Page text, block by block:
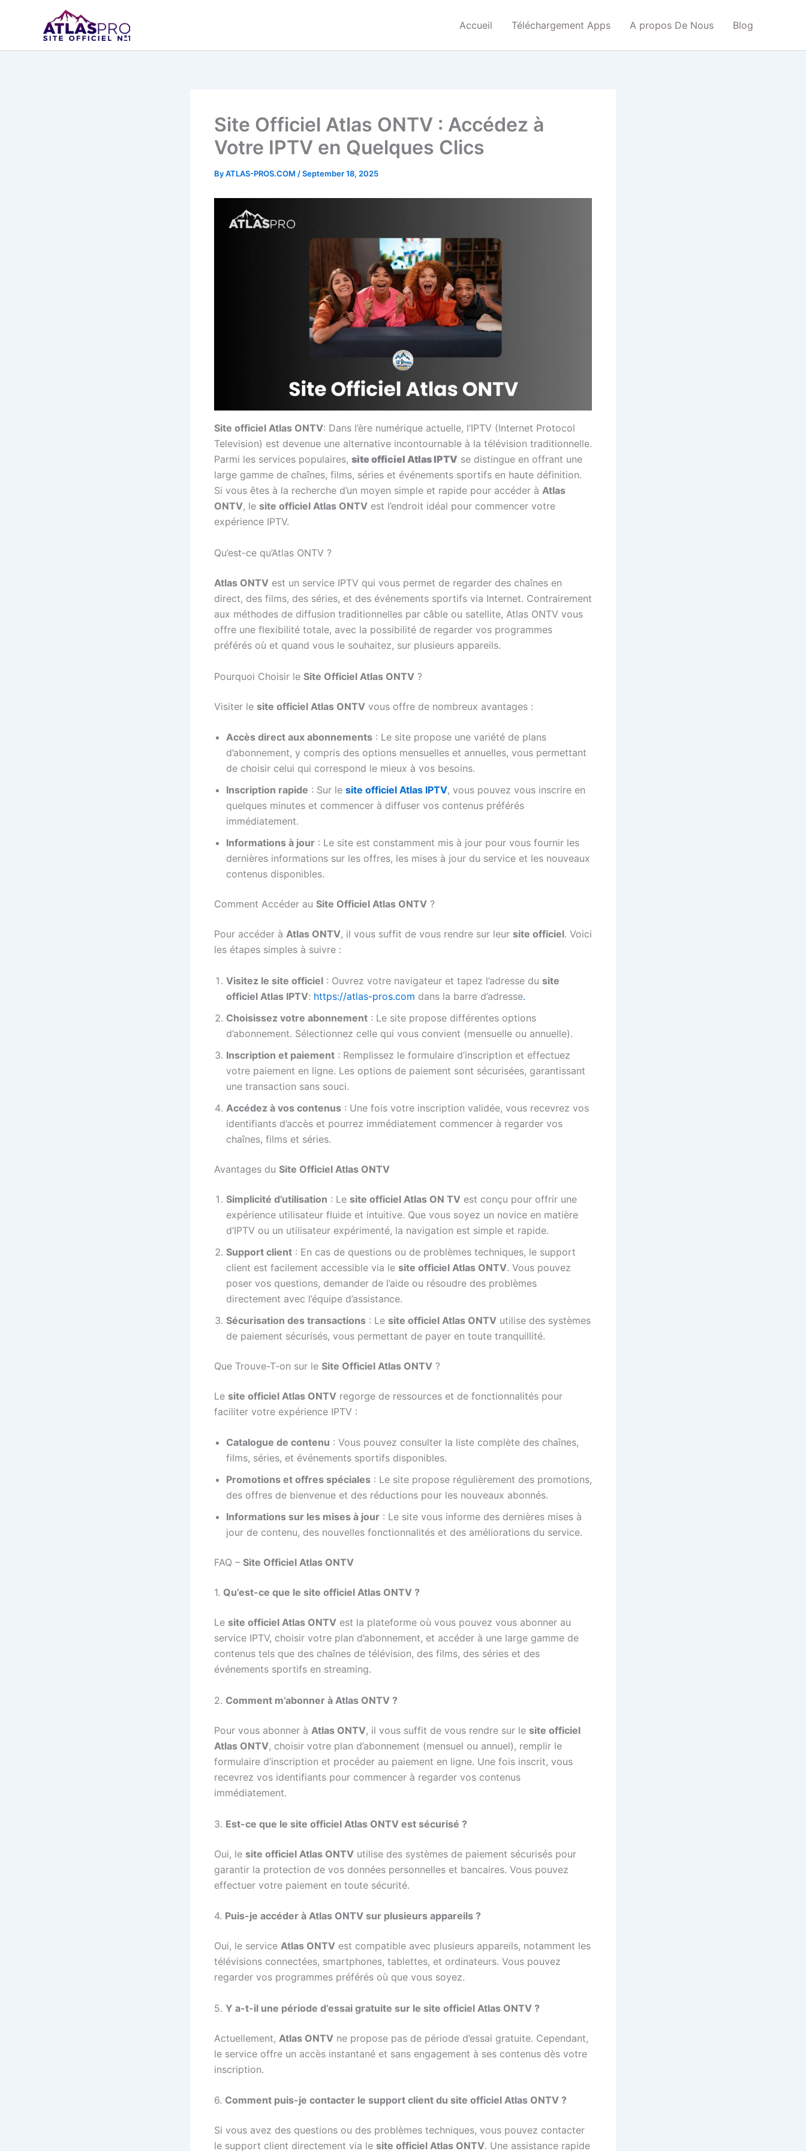
Accueil Téléchargement Apps A propos De Nous Blog
Site Officiel Atlas ONTV : Accédez à
Votre IPTV en Quelques Clics
ByATLAS-PROS.COM /September 18, 2025
Site officiel Atlas ONTV: Dans l’ère numérique actuelle, l’IPTV (Internet Protocol
Television) est devenue une alternative incontournable à la télévision traditionnelle.
Parmi les services populaires, site officiel Atlas IPTV se distingue en offrant une
large gamme de chaînes, films, séries et événements sportifs en haute définition.
Si vous êtes à la recherche d’un moyen simple et rapide pour accéder à Atlas
ONTV, le site officiel Atlas ONTV est l’endroit idéal pour commencer votre
expérience IPTV.
Qu’est-ce qu’Atlas ONTV ?
Atlas ONTV est un service IPTV qui vous permet de regarder des chaînes en
direct, des films, des séries, et des événements sportifs via Internet. Contrairement
aux méthodes de diffusion traditionnelles par câble ou satellite, Atlas ONTV vous
offre une flexibilité totale, avec la possibilité de regarder vos programmes
préférés où et quand vous le souhaitez, sur plusieurs appareils.
Pourquoi Choisir le Site Officiel Atlas ONTV ?
Visiter le site officiel Atlas ONTV vous offre de nombreux avantages :
Accès direct aux abonnements : Le site propose une variété de plans
d’abonnement, y compris des options mensuelles et annuelles, vous permettant
de choisir celui qui correspond le mieux à vos besoins.
Inscription rapide : Sur le site officiel Atlas IPTV, vous pouvez vous inscrire en
quelques minutes et commencer à diffuser vos contenus préférés
immédiatement.
Informations à jour : Le site est constamment mis à jour pour vous fournir les
dernières informations sur les offres, les mises à jour du service et les nouveaux
contenus disponibles.
Comment Accéder au Site Officiel Atlas ONTV ?
Pour accéder à Atlas ONTV, il vous suffit de vous rendre sur leur site officiel. Voici
les étapes simples à suivre :
Visitez le site officiel : Ouvrez votre navigateur et tapez l’adresse du site
officiel Atlas IPTV: https://atlas-pros.com dans la barre d’adresse.
Choisissez votre abonnement : Le site propose différentes options
d’abonnement. Sélectionnez celle qui vous convient (mensuelle ou annuelle).
Inscription et paiement : Remplissez le formulaire d’inscription et effectuez
votre paiement en ligne. Les options de paiement sont sécurisées, garantissant
une transaction sans souci.
Accédez à vos contenus : Une fois votre inscription validée, vous recevrez vos
identifiants d’accès et pourrez immédiatement commencer à regarder vos
chaînes, films et séries.
Avantages du Site Officiel Atlas ONTV
Simplicité d’utilisation : Le site officiel Atlas ON TV est conçu pour offrir une
expérience utilisateur fluide et intuitive. Que vous soyez un novice en matière
d’IPTV ou un utilisateur expérimenté, la navigation est simple et rapide.
Support client : En cas de questions ou de problèmes techniques, le support
client est facilement accessible via le site officiel Atlas ONTV. Vous pouvez
poser vos questions, demander de l’aide ou résoudre des problèmes
directement avec l’équipe d’assistance.
Sécurisation des transactions : Le site officiel Atlas ONTV utilise des systèmes
de paiement sécurisés, vous permettant de payer en toute tranquillité.
Que Trouve-T-on sur le Site Officiel Atlas ONTV ?
Le site officiel Atlas ONTV regorge de ressources et de fonctionnalités pour
faciliter votre expérience IPTV :
Catalogue de contenu : Vous pouvez consulter la liste complète des chaînes,
films, séries, et événements sportifs disponibles.
Promotions et offres spéciales : Le site propose régulièrement des promotions,
des offres de bienvenue et des réductions pour les nouveaux abonnés.
Informations sur les mises à jour : Le site vous informe des dernières mises à
jour de contenu, des nouvelles fonctionnalités et des améliorations du service.
FAQ – Site Officiel Atlas ONTV
1. Qu’est-ce que le site officiel Atlas ONTV ?
Le site officiel Atlas ONTV est la plateforme où vous pouvez vous abonner au
service IPTV, choisir votre plan d’abonnement, et accéder à une large gamme de
contenus tels que des chaînes de télévision, des films, des séries et des
événements sportifs en streaming.
2. Comment m’abonner à Atlas ONTV ?
Pour vous abonner à Atlas ONTV, il vous suffit de vous rendre sur le site officiel
Atlas ONTV, choisir votre plan d’abonnement (mensuel ou annuel), remplir le
formulaire d’inscription et procéder au paiement en ligne. Une fois inscrit, vous
recevrez vos identifiants pour commencer à regarder vos contenus
immédiatement.
3. Est-ce que le site officiel Atlas ONTV est sécurisé ?
Oui, le site officiel Atlas ONTV utilise des systèmes de paiement sécurisés pour
garantir la protection de vos données personnelles et bancaires. Vous pouvez
effectuer votre paiement en toute sécurité.
4. Puis-je accéder à Atlas ONTV sur plusieurs appareils ?
Oui, le service Atlas ONTV est compatible avec plusieurs appareils, notamment les
télévisions connectées, smartphones, tablettes, et ordinateurs. Vous pouvez
regarder vos programmes préférés où que vous soyez.
5. Y a-t-il une période d’essai gratuite sur le site officiel Atlas ONTV ?
Actuellement, Atlas ONTV ne propose pas de période d’essai gratuite. Cependant,
le service offre un accès instantané et sans engagement à ses contenus dès votre
inscription.
6. Comment puis-je contacter le support client du site officiel Atlas ONTV ?
Si vous avez des questions ou des problèmes techniques, vous pouvez contacter
le support client directement via le site officiel Atlas ONTV. Une assistance rapide